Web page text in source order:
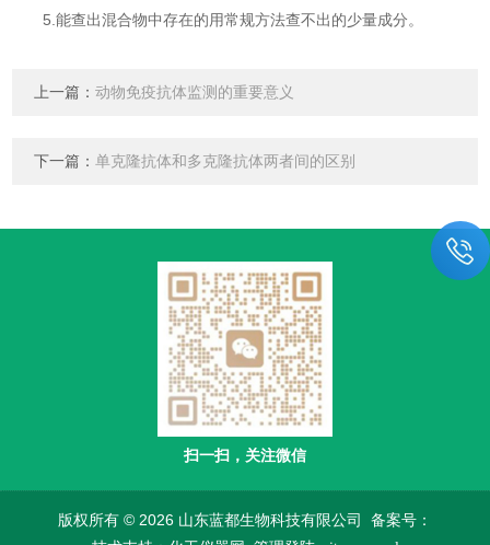
5.能查出混合物中存在的用常规方法查不出的少量成分。
上一篇：动物免疫抗体监测的重要意义
下一篇：单克隆抗体和多克隆抗体两者间的区别
扫一扫，关注微信
版权所有 © 2026 山东蓝都生物科技有限公司 备案号：